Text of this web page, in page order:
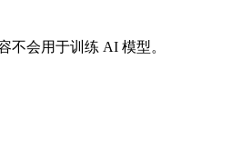
不会用于训练 AI 模型。